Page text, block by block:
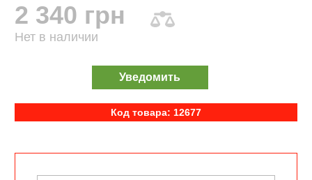
2 340 грн
Нет в наличии
Уведомить
Код товара: 12677